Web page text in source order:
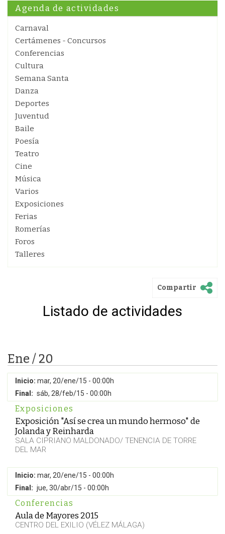
Agenda de actividades
Carnaval
Certámenes - Concursos
Conferencias
Cultura
Semana Santa
Danza
Deportes
Juventud
Baile
Poesía
Teatro
Cine
Música
Varios
Exposiciones
Ferias
Romerías
Foros
Talleres
Compartir
Listado de actividades
Ene / 20
Inicio: mar, 20/ene/15 - 00:00h
Final: sáb, 28/feb/15 - 00:00h
Exposiciones
Exposición "Así se crea un mundo hermoso" de
Jolanda y Reinharda
SALA CIPRIANO MALDONADO/ TENENCIA DE TORRE
DEL MAR
Inicio: mar, 20/ene/15 - 00:00h
Final: jue, 30/abr/15 - 00:00h
Conferencias
Aula de Mayores 2015
CENTRO DEL EXILIO (VÉLEZ MÁLAGA)